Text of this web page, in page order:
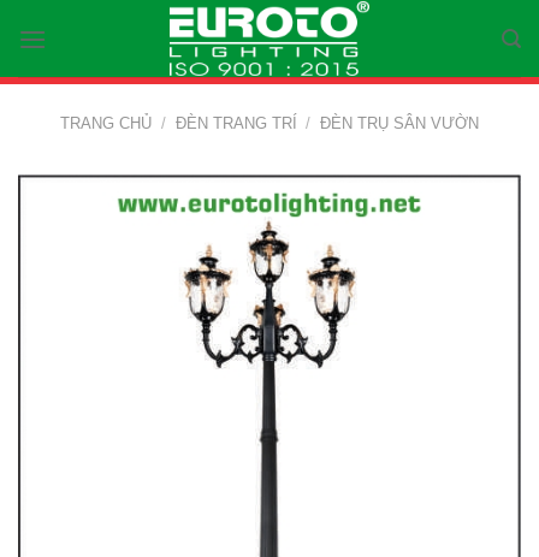
content
TRANG CHỦ / ĐÈN TRANG TRÍ / ĐÈN TRỤ SÂN VƯỜN